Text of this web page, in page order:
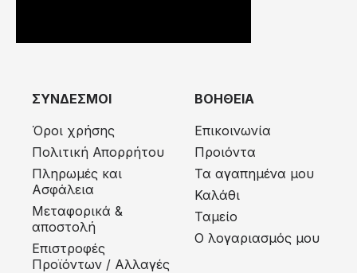
ΣΥΝΔΕΣΜΟΙ
Όροι χρήσης
Πολιτική Απορρήτου
Πληρωμές και
Ασφάλεια
Μεταφορικά &
αποστολή
Eπιστροφές
Προϊόντων / Αλλαγές
ΒΟΗΘΕΙΑ
Επικοινωνία
Προιόντα
Τα αγαπημένα μου
Καλάθι
Ταμείο
Ο λογαριασμός μου